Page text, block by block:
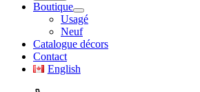
Boutique
Usagé
Neuf
Catalogue décors
Contact
English